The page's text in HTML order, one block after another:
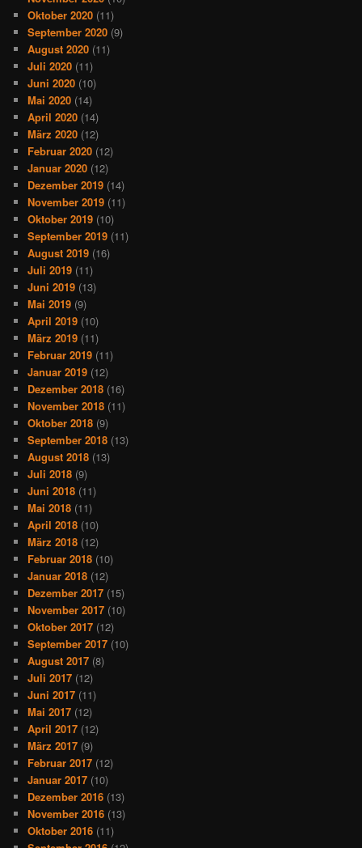
Oktober 2020 (11)
September 2020 (9)
August 2020 (11)
Juli 2020 (11)
Juni 2020 (10)
Mai 2020 (14)
April 2020 (14)
März 2020 (12)
Februar 2020 (12)
Januar 2020 (12)
Dezember 2019 (14)
November 2019 (11)
Oktober 2019 (10)
September 2019 (11)
August 2019 (16)
Juli 2019 (11)
Juni 2019 (13)
Mai 2019 (9)
April 2019 (10)
März 2019 (11)
Februar 2019 (11)
Januar 2019 (12)
Dezember 2018 (16)
November 2018 (11)
Oktober 2018 (9)
September 2018 (13)
August 2018 (13)
Juli 2018 (9)
Juni 2018 (11)
Mai 2018 (11)
April 2018 (10)
März 2018 (12)
Februar 2018 (10)
Januar 2018 (12)
Dezember 2017 (15)
November 2017 (10)
Oktober 2017 (12)
September 2017 (10)
August 2017 (8)
Juli 2017 (12)
Juni 2017 (11)
Mai 2017 (12)
April 2017 (12)
März 2017 (9)
Februar 2017 (12)
Januar 2017 (10)
Dezember 2016 (13)
November 2016 (13)
Oktober 2016 (11)